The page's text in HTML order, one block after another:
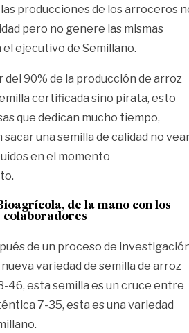
producciones de los arroceros
pero no genere las mismas
el ejecutivo de Semillano.
del 90% de la producción de arroz
certificada sino pirata, esto
que dedican mucho tiempo,
una semilla de calidad no
en el momento
de la mano con los
colaboradores
de un proceso de
variedad de semilla de arroz
46, esta semilla es un cruce entre
7-35, esta es una variedad